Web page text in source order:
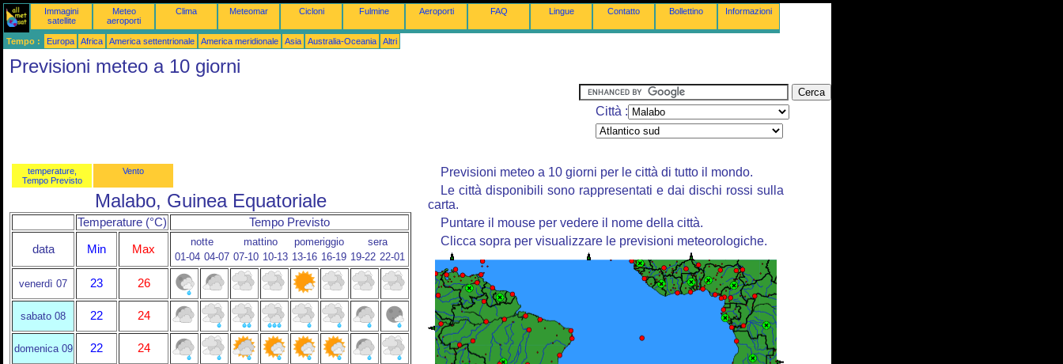
Immagini
satellite
Meteo
aeroporti
Clima Meteomar Cicloni Fulmine Aeroporti FAQ Lingue Contatto Bollettino Informazioni
Tempo : Europa Africa America settentrionale America meridionale Asia Australia-Oceania Altri
Previsioni meteo a 10 giorni
Città :
temperature,
Tempo Previsto
Vento
Malabo, Guinea Equatoriale
Temperature (°C) Tempo Previsto
data Min Max
notte mattino pomeriggio
sera
01-04 04-07 07-10 10-13 13-16 16-19 19-22 22-01
venerdì 07 23 26
sabato 08 22 24
domenica 09 22 24
Previsioni meteo a 10 giorni per le città di tutto il mondo.
Le città disponibili sono rappresentati e dai dischi rossi sulla
carta.
Puntare il mouse per vedere il nome della città.
Clicca sopra per visualizzare le previsioni meteorologiche.